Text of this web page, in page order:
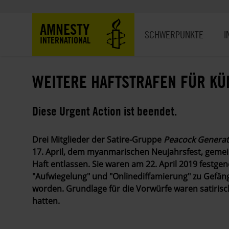
AMNESTY
INTERNATIONAL SCHWERPUNKTE
WEITERE HAFTSTRAFEN FÜR
Diese Urgent Action ist beendet.
Drei Mitglieder der Satire-Gruppe Peacock
17. April, dem myanmarischen Neujahrsfest,
Haft entlassen. Sie waren am 22. April 2019
"Aufwiegelung" und "Onlinediffamierung" zu
worden. Grundlage für die Vorwürfe waren
hatten.